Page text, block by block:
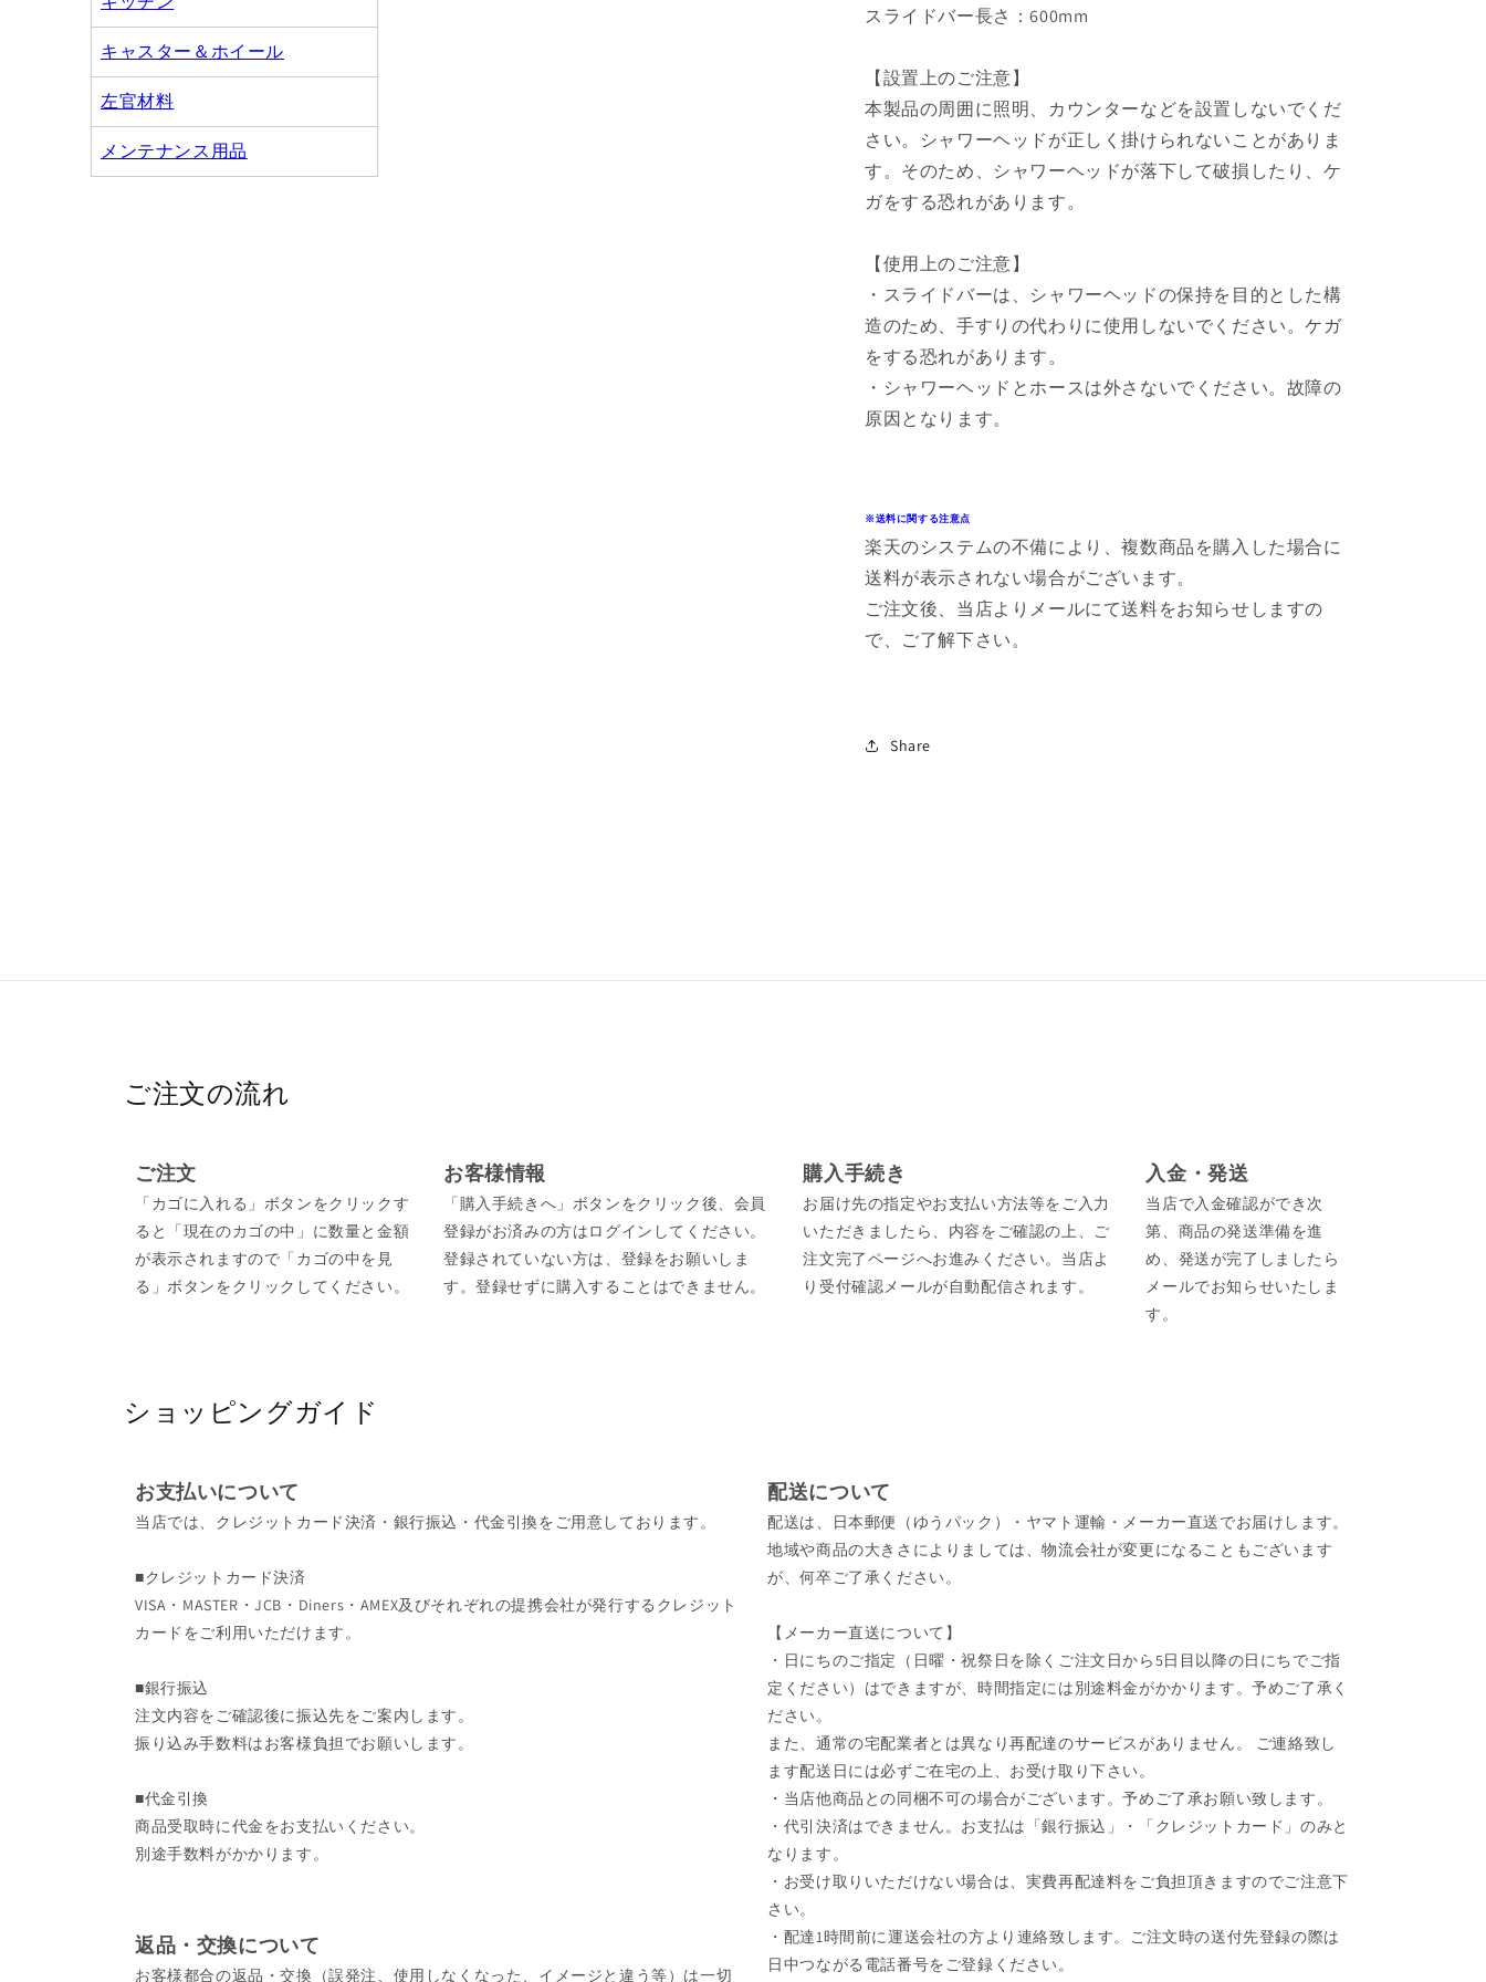
スライドバー長さ：600mm
【設置上のご注意】
本製品の周囲に照明、カウンターなどを設置しないでくだ
さい。シャワーヘッドが正しく掛けられないことがありま
す。そのため、シャワーヘッドが落下して破損したり、ケ
ガをする恐れがあります。
【使用上のご注意】
・スライドバーは、シャワーヘッドの保持を目的とした構
造のため、手すりの代わりに使用しないでください。ケガ
をする恐れがあります。
・シャワーヘッドとホースは外さないでください。故障の
原因となります。
※送料に関する注意点
楽天のシステムの不備により、複数商品を購入した場合に
送料が表示されない場合がございます。
ご注文後、当店よりメールにて送料をお知らせしますの
で、ご了解下さい。
Share
キャスター＆ホイール
左官材料
メンテナンス用品
ご注文の流れ
ご注文
「カゴに入れる」ボタンをクリックす
ると「現在のカゴの中」に数量と金額
が表示されますので「カゴの中を見
る」ボタンをクリックしてください。
お客様情報
「購入手続きへ」ボタンをクリック後、会員
登録がお済みの方はログインしてください。
登録されていない方は、登録をお願いしま
す。登録せずに購入することはできません。
購入手続き
お届け先の指定やお支払い方法等をご入力
いただきましたら、内容をご確認の上、ご
注文完了ページへお進みください。当店よ
り受付確認メールが自動配信されます。
入金・発送
当店で入金確認ができ次
第、商品の発送準備を進
め、発送が完了しましたら
メールでお知らせいたしま
す。
ショッピングガイド
お支払いについて
当店では、クレジットカード決済・銀行振込・代金引換をご用意しております。
■クレジットカード決済
VISA・MASTER・JCB・Diners・AMEX及びそれぞれの提携会社が発行するクレジット
カードをご利用いただけます。
■銀行振込
注文内容をご確認後に振込先をご案内します。
振り込み手数料はお客様負担でお願いします。
■代金引換
商品受取時に代金をお支払いください。
別途手数料がかかります。
返品・交換について
お客様都合の返品・交換（誤発注、使用しなくなった、イメージと違う等）は一切
配送について
配送は、日本郵便（ゆうパック）・ヤマト運輸・メーカー直送でお届けします。
地域や商品の大きさによりましては、物流会社が変更になることもございます
が、何卒ご了承ください。
【メーカー直送について】
・日にちのご指定（日曜・祝祭日を除くご注文日から5日目以降の日にちでご指
定ください）はできますが、時間指定には別途料金がかかります。予めご了承く
ださい。
また、通常の宅配業者とは異なり再配達のサービスがありません。 ご連絡致し
ます配送日には必ずご在宅の上、お受け取り下さい。
・当店他商品との同梱不可の場合がございます。予めご了承お願い致します。
・代引決済はできません。お支払は「銀行振込」・「クレジットカード」のみと
なります。
・お受け取りいただけない場合は、実費再配達料をご負担頂きますのでご注意下
さい。
・配達1時間前に運送会社の方より連絡致します。ご注文時の送付先登録の際は
日中つながる電話番号をご登録ください。